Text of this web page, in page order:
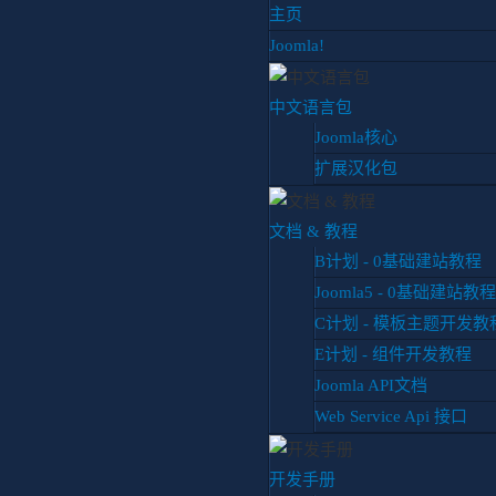
主页
Joomla!
中文语言包
Joomla核心
扩展汉化包
文档 & 教程
B计划 - 0基础建站教程
Joomla5 - 0基础建站教程
C计划 - 模板主题开发教
E计划 - 组件开发教程
Joomla API文档
Web Service Api 接口
开发手册
经验分享 如何将Wamp升级php到
如何将Wamp升级php到
更新于 2021年九月15
joomla 焦点关注 运行环境
最近遇到一个项目，开发环境是
低php版本为7.2.5.没有办法，只能